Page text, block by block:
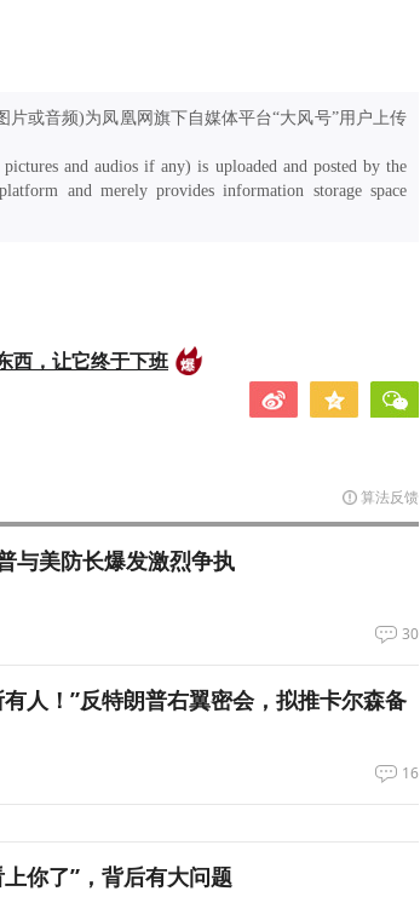
或音频)为凤凰网旗下自媒体平台“大风号”用户上传
and audios if any) is uploaded and posted by the
and merely provides information storage space
西，让它终于下班
算法反馈
与美防长爆发激烈争执
30
人！”反特朗普右翼密会，拟推卡尔森备
16
你了”，背后有大问题